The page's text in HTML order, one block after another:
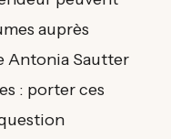
auprès
Antonia Sautter
: porter ces